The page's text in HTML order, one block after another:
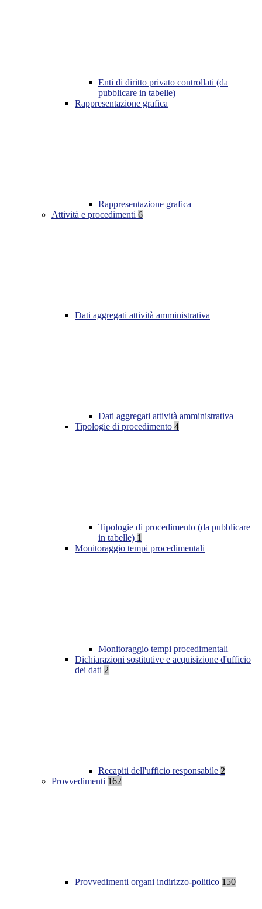
Enti di diritto privato controllati (da
pubblicare in tabelle)
Rappresentazione grafica
Rappresentazione grafica
Attività e procedimenti 6
Dati aggregati attività amministrativa
Dati aggregati attività amministrativa
Tipologie di procedimento 4
Tipologie di procedimento (da pubblicare
in tabelle) 1
Monitoraggio tempi procedimentali
Monitoraggio tempi procedimentali
Dichiarazioni sostitutive e acquisizione d'ufficio
dei dati 2
Recapiti dell'ufficio responsabile 2
Provvedimenti 162
Provvedimenti organi indirizzo-politico 150